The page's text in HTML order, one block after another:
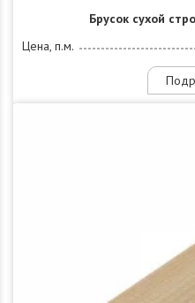
Брусок сухой
Цена, п.м.